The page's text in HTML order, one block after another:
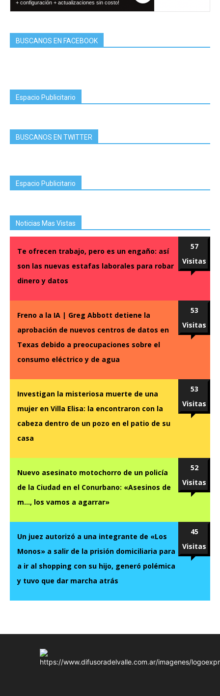
BUSCANOS EN FACEBOOK
Espacio Publicitario
BUSCANOS EN TWITTER
Espacio Publicitario
Noticias Mas Vistas
Te ofrecen trabajo, pero es un engaño: así
son las nuevas estafas laborales para robar
dinero y datos
57
Visitas
Freno a la IA | Greg Abbott detiene la
aprobación de nuevos centros de datos en
Texas debido a preocupaciones sobre el
consumo eléctrico y de agua
53
Visitas
Investigan la misteriosa muerte de una
mujer en Villa Elisa: la encontraron con la
cabeza dentro de un pozo en el patio de su
casa
53
Visitas
Nuevo asesinato motochorro de un policía
de la Ciudad en el Conurbano: «Asesinos de
m…, los vamos a agarrar»
52
Visitas
Un juez autorizó a una integrante de «Los
Monos» a salir de la prisión domiciliaria para
a ir al shopping con su hijo, generó polémica
y tuvo que dar marcha atrás
45
Visitas